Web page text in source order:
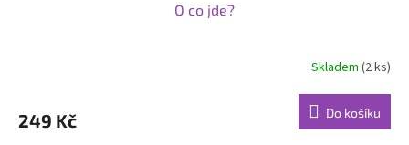
O co jde?
Skladem (2 ks)
249 Kč Do košíku